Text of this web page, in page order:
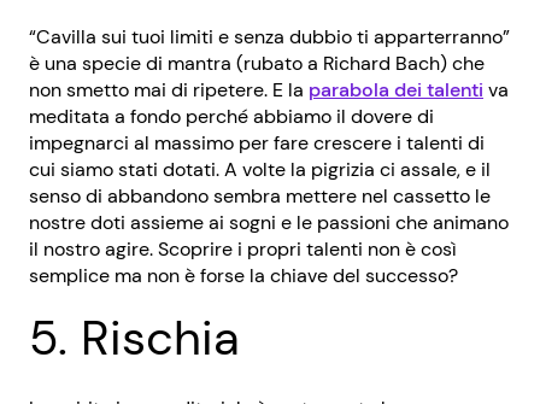
“Cavilla sui tuoi limiti e senza dubbio ti apparterranno”
è una specie di mantra (rubato a Richard Bach) che
non smetto mai di ripetere. E la parabola dei talenti va
meditata a fondo perché abbiamo il dovere di
impegnarci al massimo per fare crescere i talenti di
cui siamo stati dotati. A volte la pigrizia ci assale, e il
senso di abbandono sembra mettere nel cassetto le
nostre doti assieme ai sogni e le passioni che animano
il nostro agire. Scoprire i propri talenti non è così
semplice ma non è forse la chiave del successo?
5. Rischia